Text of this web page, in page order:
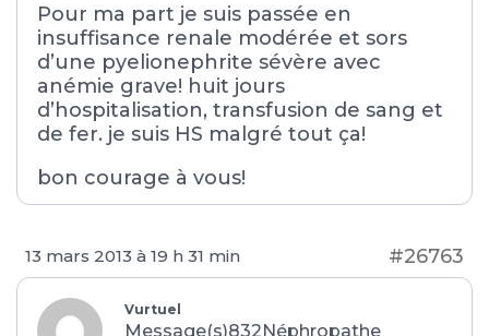
Pour ma part je suis passée en
insuffisance renale modérée et sors
d’une pyelionephrite sévère avec
anémie grave! huit jours
d’hospitalisation, transfusion de sang et
de fer. je suis HS malgré tout ça!
bon courage à vous!
13 mars 2013 à 19 h 31 min #26763
Vurtuel
Message(s)832Néphropathe